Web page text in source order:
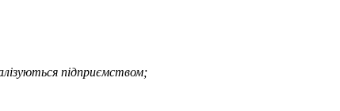
підприємством;